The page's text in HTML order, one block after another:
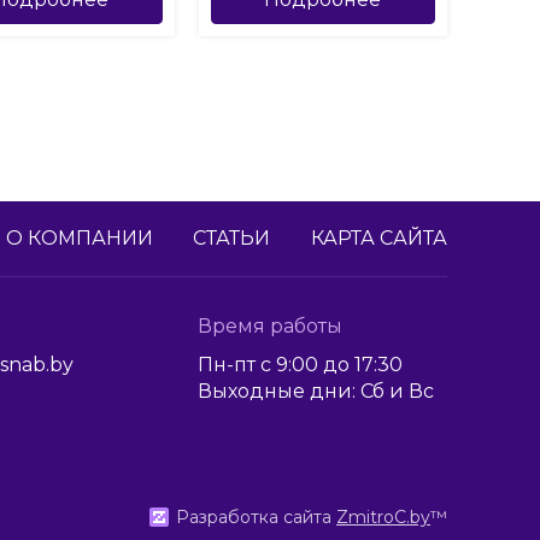
О КОМПАНИИ СТАТЬИ КАРТА САЙТА
Время работы
Пн-пт с 9:00 до 17:30
Выходные дни: Сб и Вс
Разработка сайта ZmitroC.by™